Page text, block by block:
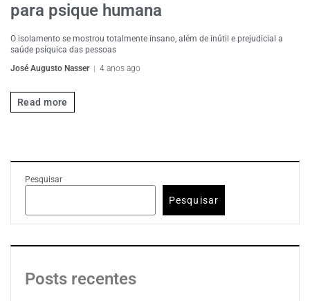
para psique humana
O isolamento se mostrou totalmente insano, além de inútil e prejudicial a
saúde psíquica das pessoas
José Augusto Nasser
4 anos ago
Read more
Pesquisar
Pesquisar
Posts recentes